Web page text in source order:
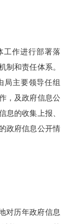
工作进行部署落
制和责任体系。
局主要领导任组
，及政府信息公
息的收集上报、
政府信息公开情
对历年政府信息